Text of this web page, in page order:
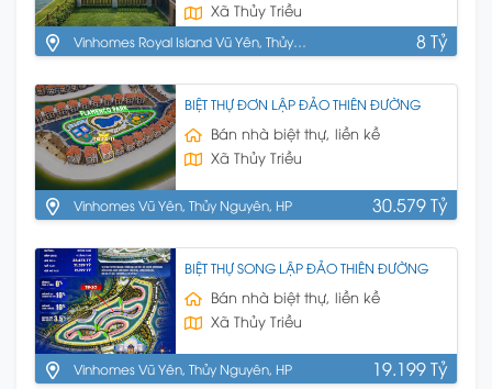
Xã Thủy Triều
Vinhomes Royal Island Vũ Yên, Thủy
8 Tỷ
BIỆT THỰ ĐƠN LẬP ĐẢO THIÊN ĐƯỜNG
Bán nhà biệt thự, liền kề
Xã Thủy Triều
Vinhomes Vũ Yên, Thủy Nguyên, HP 30.579 Tỷ
BIỆT THỰ SONG LẬP ĐẢO THIÊN ĐƯỜNG
Bán nhà biệt thự, liền kề
Xã Thủy Triều
Vinhomes Vũ Yên, Thủy Nguyên, HP 19.199 Tỷ